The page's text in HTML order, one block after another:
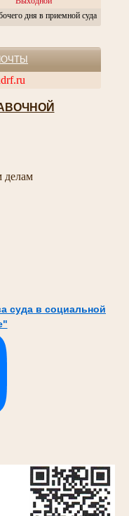
дня в приемной суда
делам
суда в социальной